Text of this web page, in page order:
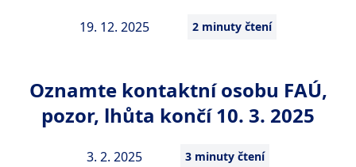
19. 12. 2025 2 minuty čtení
3. 2. 2025 3 minuty čtení
Oznamte kontaktní osobu FAÚ,
pozor, lhůta končí 10. 3. 2025